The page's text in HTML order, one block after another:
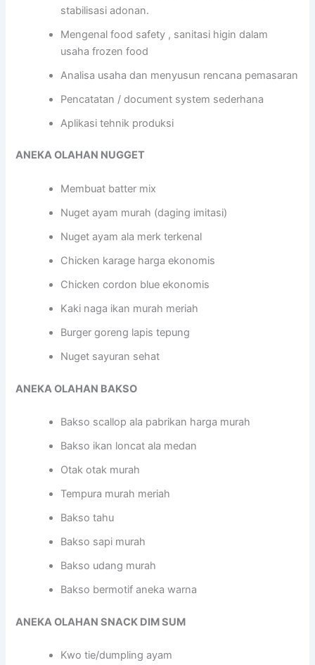
stabilisasi adonan.
Mengenal food safety , sanitasi higin dalam
usaha frozen food
Analisa usaha dan menyusun rencana pemasaran
Pencatatan / document system sederhana
Aplikasi tehnik produksi
ANEKA OLAHAN NUGGET
Membuat batter mix
Nuget ayam murah (daging imitasi)
Nuget ayam ala merk terkenal
Chicken karage harga ekonomis
Chicken cordon blue ekonomis
Kaki naga ikan murah meriah
Burger goreng lapis tepung
Nuget sayuran sehat
ANEKA OLAHAN BAKSO
Bakso scallop ala pabrikan harga murah
Bakso ikan loncat ala medan
Otak otak murah
Tempura murah meriah
Bakso tahu
Bakso sapi murah
Bakso udang murah
Bakso bermotif aneka warna
ANEKA OLAHAN SNACK DIM SUM
Kwo tie/dumpling ayam